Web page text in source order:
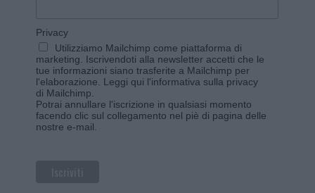
Privacy
Utilizziamo Mailchimp come piattaforma di
marketing. Iscrivendoti alla newsletter accetti che le
tue informazioni siano trasferite a Mailchimp per
l'elaborazione. Leggi qui l'informativa sulla privacy
di Mailchimp
Potrai annullare l'iscrizione in qualsiasi momento
facendo clic sul collegamento nel piè di pagina delle
nostre e-mail.